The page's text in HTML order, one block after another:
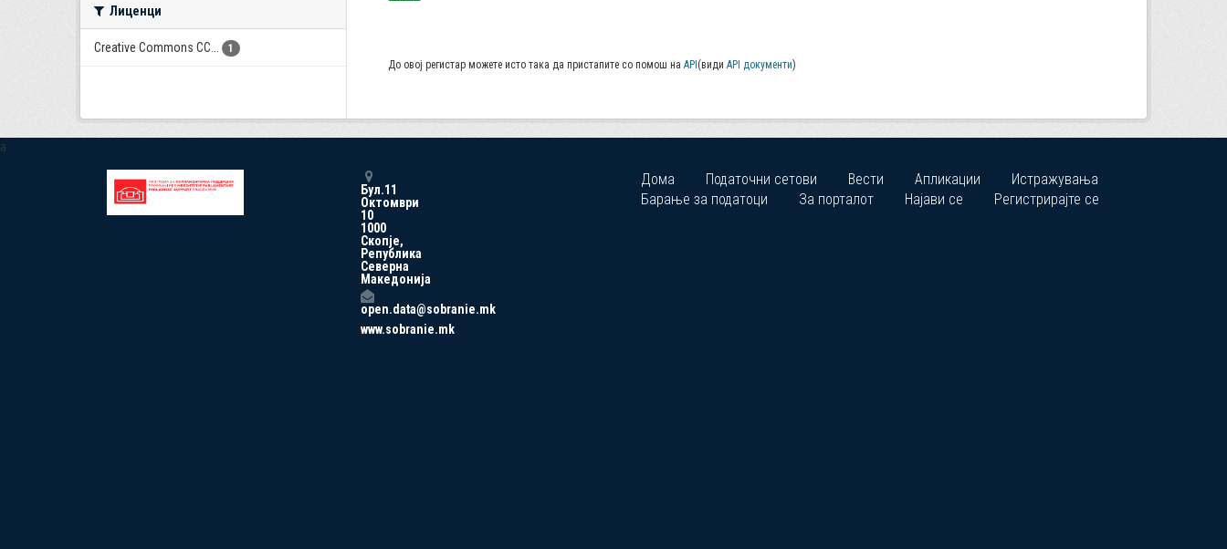
Лиценци
Creative Commons CC... 1
До овој регистар можете исто така да пристапите со помош на API (види API документи)
a
Бул.11
Октомври
10
1000
Скопје,
Република
Северна
Македонија
open.data@sobranie.mk
www.sobranie.mk
Дома Податочни сетови Вести Апликации
Истражувања
Барање за податоци
За порталот Најави се Регистрирајте се